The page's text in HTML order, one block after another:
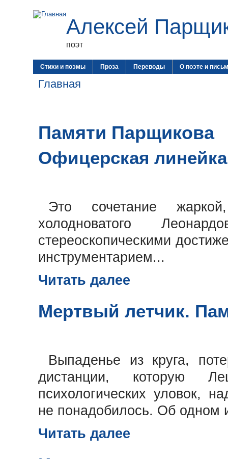
Алексей
поэт
Стихи и поэмы Проза Переводы О поэте и
Главная
Памяти Парщикова
Офицерская линейка
Это сочетание
холодноватого
стереоскопическими
инструментарием...
Читать далее
Мертвый летчик.
Выпаденье из круга,
дистанции, которую
психологических уловок,
не понадобилось. Об одном
Читать далее